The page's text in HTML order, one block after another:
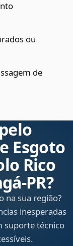
ou
de
Esgoto
Rico
na sua região?
inesperadas
suporte técnico